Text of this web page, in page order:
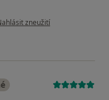
názoru uživatele J.Hajný
zneužití